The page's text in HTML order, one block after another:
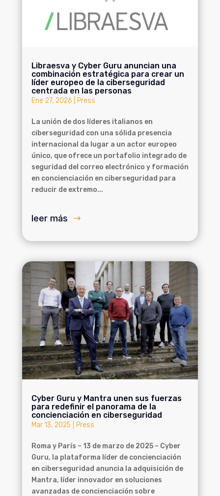
Libraesva y Cyber Guru anuncian una
combinación estratégica para crear un
líder europeo de la ciberseguridad
centrada en las personas
Ene 27, 2026| Press
La unión de dos líderes italianos en
ciberseguridad con una sólida presencia
internacional da lugar a un actor europeo
único, que ofrece un portafolio integrado de
seguridad del correo electrónico y formación
en concienciación en ciberseguridad para
reducir de extremo...
leer más
Cyber Guru y Mantra unen sus fuerzas
para redefinir el panorama de la
concienciación en ciberseguridad
Mar 13, 2025 Press
Roma y París – 13 de marzo de 2025 – Cyber
Guru, la plataforma líder de concienciación
en ciberseguridad anuncia la adquisición de
Mantra, líder innovador en soluciones
avanzadas de concienciación sobre